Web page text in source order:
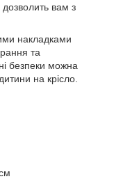
вам з
накладками
та
безпеки можна
на крісло.